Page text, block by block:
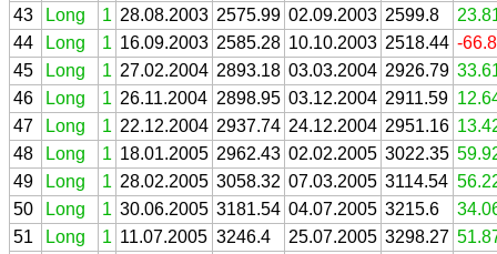
43
Long 1 28.08.2003 2575.99 02.09.2003 2599.8
44
Long 1 16.09.2003 2585.28 10.10.2003 2518.44 -
45
Long 1 27.02.2004 2893.18 03.03.2004 2926.79
46
Long 1 26.11.2004 2898.95 03.12.2004 2911.59
47
Long 1 22.12.2004 2937.74 24.12.2004 2951.16
48
Long 1 18.01.2005 2962.43 02.02.2005 3022.35
49
Long 1 28.02.2005 3058.32 07.03.2005 3114.54
50
Long 1 30.06.2005 3181.54 04.07.2005 3215.6
51
Long 1 11.07.2005 3246.4 25.07.2005 3298.27